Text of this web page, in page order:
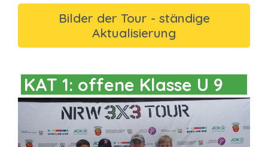
Bilder der Tour - ständige
Aktualisierung
KAT 1: offene Klasse U 9